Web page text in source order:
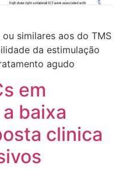
similares aos do TMS
da estimulação
agudo
em
baixa
clinica